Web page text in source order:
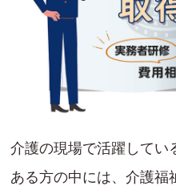
介護の現場で活躍してい
ある方の中には、介護福